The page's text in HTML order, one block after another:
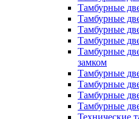
Тамбурные
Тамбурные
Тамбурные
Тамбурные
Тамбурные
замком
Тамбурные
Тамбурные
Тамбурные
Тамбурные
Технические